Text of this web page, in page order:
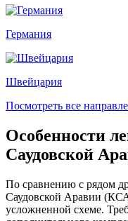
Германия
Швейцария
Посмотреть все
Особенности
Саудовской
По сравнению с рядом
Саудовской Аравии
усложненной схеме.